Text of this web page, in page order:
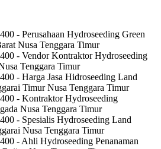
- Perusahaan Hydroseeding Green
Nusa Tenggara Timur
- Vendor Kontraktor Hydroseeding
Tenggara Timur
- Harga Jasa Hidroseeding Land
Timur Nusa Tenggara Timur
- Kontraktor Hydroseeding
Nusa Tenggara Timur
- Spesialis Hydroseeding Land
Nusa Tenggara Timur
- Ahli Hydroseeding Penanaman